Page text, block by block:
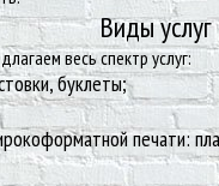
Виды
весь спектр услуг:
буклеты;
печати: